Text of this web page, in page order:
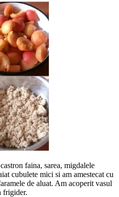
faina, sarea, migdalele
cubulete mici si am amestecat cu
de aluat. Am acoperit vasul
frigider.